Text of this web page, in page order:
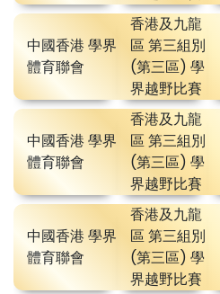
中國香港 學界
體育聯會
香港及九龍
區 第三組別
(第三區) 學
界越野比賽
中國香港 學界
體育聯會
香港及九龍
區 第三組別
(第三區) 學
界越野比賽
中國香港 學界
體育聯會
香港及九龍
區 第三組別
(第三區) 學
界越野比賽